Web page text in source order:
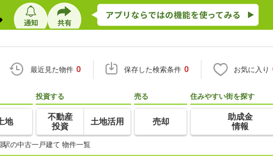
最近見た物件 0 保存した検索条件 0 お気に入り
地
投資する
不動産
投資
土地活用
売る
売却
住みやすい街を探す
助成金
情報
駅の中古一戸建て 物件一覧